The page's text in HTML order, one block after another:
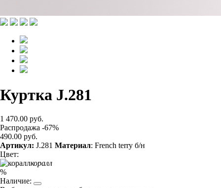
Куртка J.281
1 470.00 руб.
Распродажа -67%
490.00 руб.
Артикул: J.281 Материал: French terry б/н
Цвет:
коралл
%
Наличие: